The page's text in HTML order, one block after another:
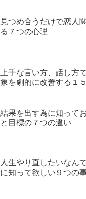
見つめ合うだけで恋人
る７つの心理
上手な言い方、話し方
象を劇的に改善する１
結果を出す為に知って
と目標の７つの違い
人生やり直したいなん
に知って欲しい９つの